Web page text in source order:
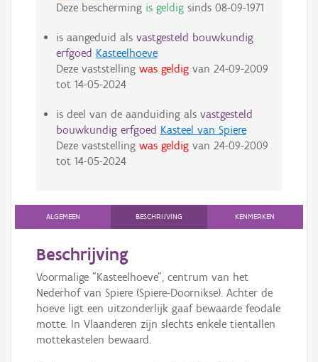
Deze bescherming is geldigsinds 08-09-1971
is aangeduid als vastgesteld bouwkundig
erfgoed Kasteelhoeve
Deze vaststelling was geldigvan 24-09-2009
tot 14-05-2024
is deel van de aanduiding als vastgesteld
bouwkundig erfgoed Kasteel van Spiere
Deze vaststelling was geldigvan 24-09-2009
tot 14-05-2024
ALGEMEEN BESCHRIJVING KENMERKEN
Beschrijving
Voormalige "Kasteelhoeve", centrum van het
Nederhof van Spiere (Spiere-Doornikse). Achter de
hoeve ligt een uitzonderlijk gaaf bewaarde feodale
motte. In Vlaanderen zijn slechts enkele tientallen
mottekastelen bewaard.